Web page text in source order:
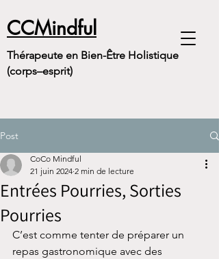
CCMindful
Thérapeute en Bien-Être Holistique
(corps–esprit)
Post
Entrées Pourries, Sorties
Pourries
CoCo Mindful
21 juin 2024 2 min de lecture
C’est comme tenter de préparer un
repas gastronomique avec des